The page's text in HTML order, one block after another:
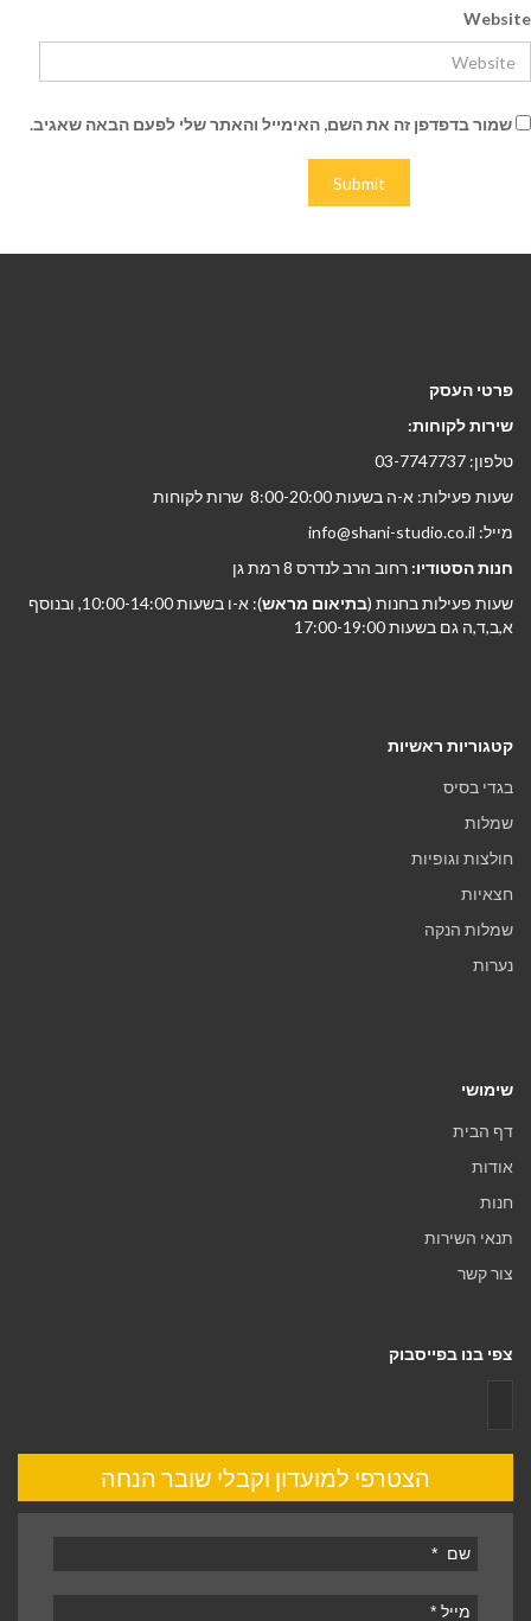
Website
שמור בדפדפן זה את השם, האימייל והאתר שלי לפעם הבאה שאגיב.
פרטי העסק
שירות לקוחות:
טלפון: 03-7747737
שעות פעילות: א-ה בשעות 8:00-20:00 שרות לקוחות
מייל: info@shani-studio.co.il
חנות הסטודיו: רחוב הרב לנדרס 8 רמת גן
שעות פעילות בחנות (בתיאום מראש
): א-ו בשעות 10:00-14:00, ובנוסף
א,ב,ד,ה גם בשעות 17:00-19:00
קטגוריות ראשיות
בגדי בסיס
שמלות
חולצות וגופיות
חצאיות
שמלות הנקה
נערות
שימושי
דף הבית
אודות
חנות
תנאי השירות
צור קשר
צפי בנו בפייסבוק
הצטרפי למועדון וקבלי שובר הנחה